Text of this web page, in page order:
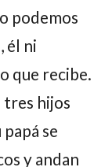
podemos
él ni
que recibe.
tres hijos
se
y andan